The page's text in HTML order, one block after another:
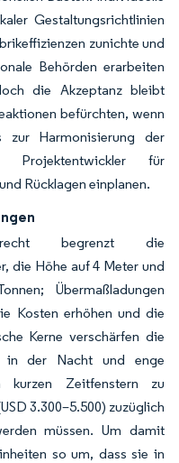
Gestaltungsrichtlinien
zunichte und
Behörden erarbeiten
die Akzeptanz bleibt
befürchten, wenn
zur Harmonisierung der
Projektentwickler für
Rücklagen einplanen.
begrenzt die
die Höhe auf 4 Meter und
Übermaßladungen
Kosten erhöhen und die
Kerne verschärfen die
in der Nacht und enge
kurzen Zeitfenstern zu
3.300–5.500) zuzüglich
müssen. Um damit
so um, dass sie in